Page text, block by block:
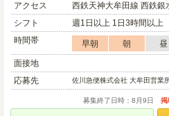
アクセス
西鉄天神大牟田線 西鉄銀
シフト
週1日以上 1日3時間以上
時間帯
早朝 朝 昼
面接地
応募先
佐川急便株式会社 大牟田営業
募集終了日時：8月9日 掲